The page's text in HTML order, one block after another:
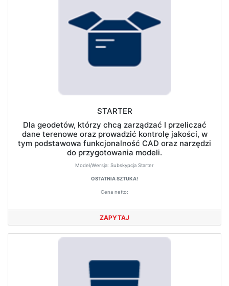
STARTER
Dla geodetów, którzy chcą zarządzać I przeliczać
dane terenowe oraz prowadzić kontrolę jakości, w
tym podstawowa funkcjonalność CAD oraz narzędzi
do przygotowania modeli.
Model/Wersja: Subskypcja Starter
OSTATNIA SZTUKA!
Cena netto:
ZAPYTAJ